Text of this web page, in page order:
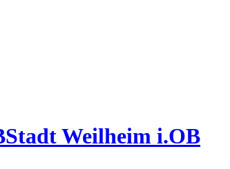
Stadt Weilheim i.OB